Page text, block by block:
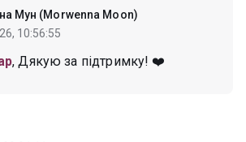
Мун (Morwenna Moon)
10:56:55
, Дякую за підтримку! ❤️